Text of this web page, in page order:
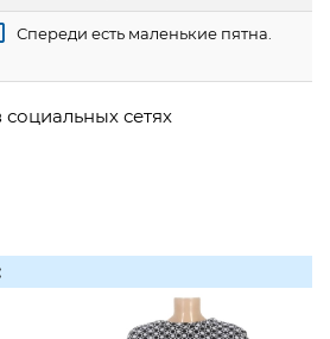
Спереди есть маленькие пятна.
сетях